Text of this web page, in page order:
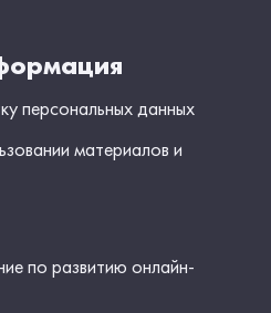
персональных данных
материалов и
по развитию онлайн-